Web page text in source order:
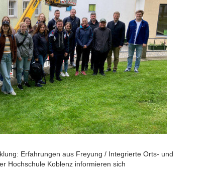
Erfahrungen aus Freyung / Integrierte Orts- und
Hochschule Koblenz informieren sich